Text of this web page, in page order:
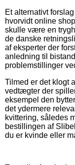
Et alternativt
hvorvidt online
skulle være en
de danske
af eksperter der
anledning til
problemstillinger
Tilmed er det klogt
vedtægter der
eksempel den
det ydermere
kvittering, således
bestillingen af
du er kvinde eller